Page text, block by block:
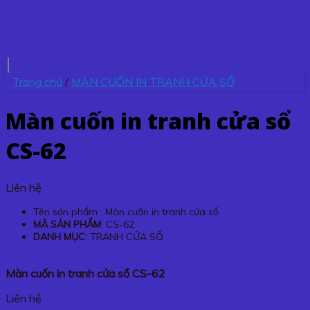
Trang chủ / MÀN CUỐN IN TRANH CỬA SỔ
Màn cuốn in tranh cửa sổ
CS-62
Liên hệ
Tên sản phẩm : Màn cuốn in tranh cửa sổ
MÃ SẢN PHẨM: CS-62
DANH MỤC: TRANH CỬA SỔ
Màn cuốn in tranh cửa sổ CS-62
Liên hệ